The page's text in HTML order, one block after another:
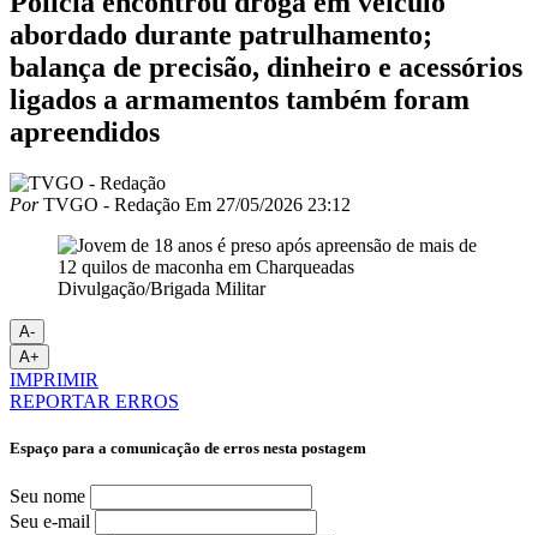
abordado durante patrulhamento;
balança de precisão, dinheiro e acessórios
ligados a armamentos também foram
apreendidos
PorTVGO - Redação Em 27/05/2026 23:12
Divulgação/Brigada Militar
A-
A+
IMPRIMIR
REPORTAR ERROS
Espaço para a comunicação de erros nesta postagem
Seu nome
Seu e-mail